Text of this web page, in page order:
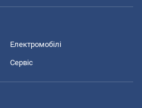
Електромобілі
Сервіс